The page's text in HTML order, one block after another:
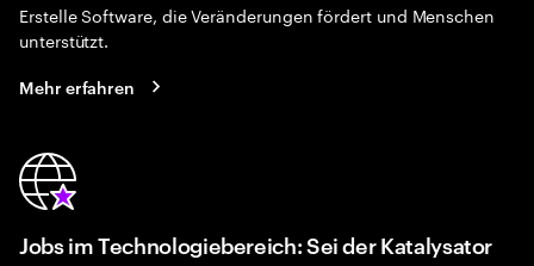
Erstelle Software, die Veränderungen fördert und Menschen
unterstützt.
Mehr erfahren
Jobs im Technologiebereich: Sei der Katalysator